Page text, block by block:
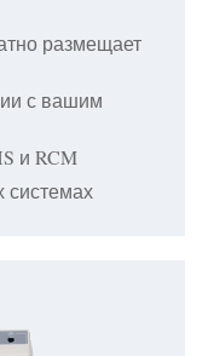
размещает
с вашим
и RCM
системах